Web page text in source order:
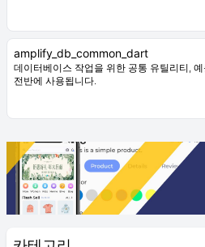
amplify_db_common_dart
데이터베이스 작업을 위한 공통 유틸리티,
전반에 사용됩니다.